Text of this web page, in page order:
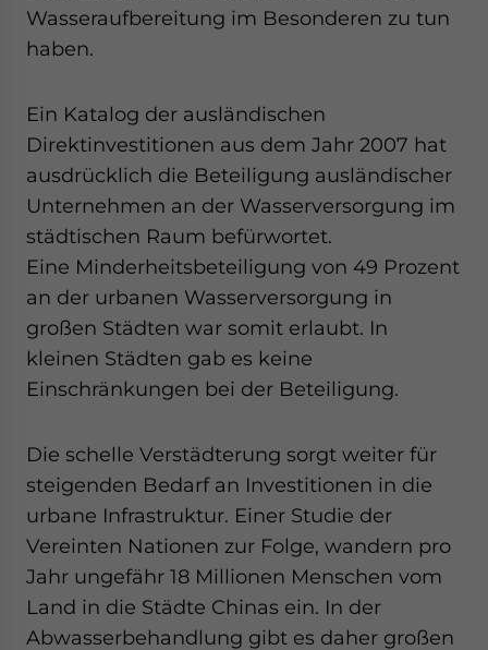
Wasseraufbereitung im Besonderen zu tun
haben.
Ein Katalog der ausländischen
Direktinvestitionen aus dem Jahr 2007 hat
ausdrücklich die Beteiligung ausländischer
Unternehmen an der Wasserversorgung im
städtischen Raum befürwortet.
Eine Minderheitsbeteiligung von 49 Prozent
an der urbanen Wasserversorgung in
großen Städten war somit erlaubt. In
kleinen Städten gab es keine
Einschränkungen bei der Beteiligung.
Die schelle Verstädterung sorgt weiter für
steigenden Bedarf an Investitionen in die
urbane Infrastruktur. Einer Studie der
Vereinten Nationen zur Folge, wandern pro
Jahr ungefähr 18 Millionen Menschen vom
Land in die Städte Chinas ein. In der
Abwasserbehandlung gibt es daher großen